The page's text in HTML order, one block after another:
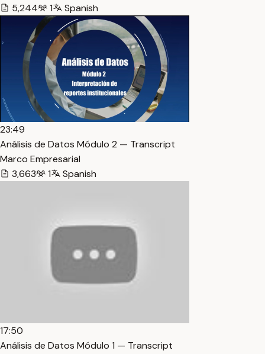
5,244
1 Spanish
23:49
Análisis de Datos Módulo 2 — Transcript
Marco Empresarial
3,663
1 Spanish
17:50
Análisis de Datos Módulo 1 — Transcript